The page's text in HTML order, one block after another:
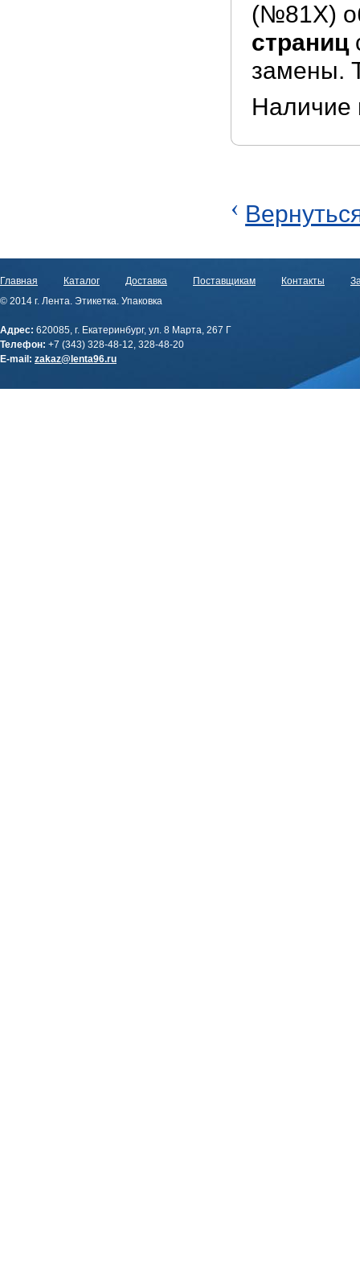
(№81X)
страниц
замены.
Наличие
‹
Главная Каталог Доставка Поставщикам Контакты
© 2014 г. Лента. Этикетка. Упаковка
Адрес: 620085, г. Екатеринбург, ул. 8 Марта, 267 Г
Телефон: +7 (343) 328-48-12, 328-48-20
E-mail: zakaz@lenta96.ru